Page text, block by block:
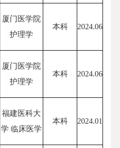
厦门医学院
护理学
本科 2024.06
厦门医学院
护理学
本科 2024.06
福建医科大
学 临床医学
本科 2024.01